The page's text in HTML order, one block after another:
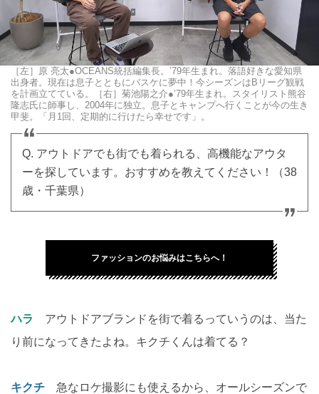
［左］原 亮太●OCEANS統括編集長。’79年生まれ。落語好きな愛知県
出身者。現在は息子とともにバスケに夢中！今シーズンはBリーグ観戦
を計画立てている。［右］菊池陽之介●’79年生まれ。スタイリスト熊谷
隆志氏に師事し、2004年に独立。息子とキャンプへ行くことが今の生き
甲斐。「月1回、定期的に行けたら幸せです」。
Q. アウトドアでも街でも着られる、高機能なアウタ
ーを探しています。おすすめを教えてください！（38
歳・千葉県）
ファッションのお悩みはこちらへ！
ハラ
アウトドアブランドを街で着るっていうのは、当た
り前になってきたよね。キクチくんは着てる？
キクチ 急なロケ撮影にも使えるから、オールシーズンで